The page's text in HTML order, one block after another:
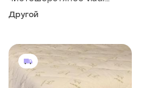
170х210
Другой